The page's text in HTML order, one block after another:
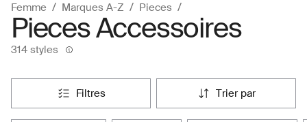
Femme Marques A-Z Pieces
Pieces Accessoires
314 styles
filtres trier par